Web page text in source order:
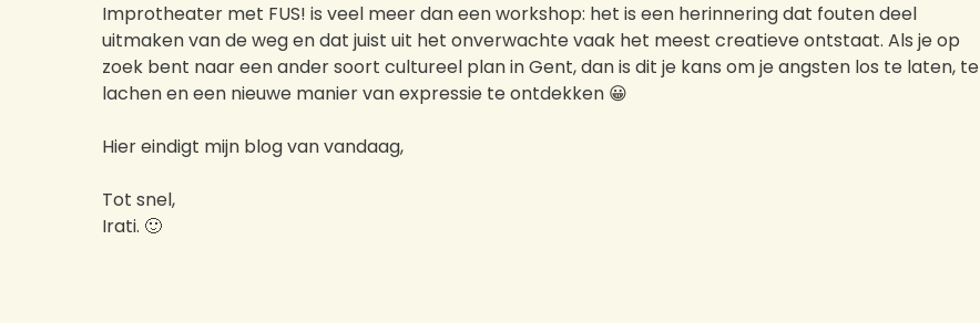
Improtheater met FUS! is veel meer dan een workshop: het is een herinnering dat fouten deel
uitmaken van de weg en dat juist uit het onverwachte vaak het meest creatieve ontstaat. Als je op
zoek bent naar een ander soort cultureel plan in Gent, dan is dit je kans om je angsten los te laten, te
lachen en een nieuwe manier van expressie te ontdekken 😀
Hier eindigt mijn blog van vandaag,
Tot snel,
Irati. 🙂